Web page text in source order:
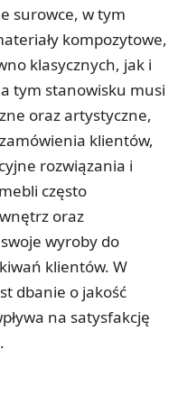
surowce, w tym
kompozytowe,
klasycznych, jak i
tym stanowisku musi
oraz artystyczne,
klientów,
rozwiązania i
często
oraz
wyroby do
klientów. W
dbanie o jakość
na satysfakcję